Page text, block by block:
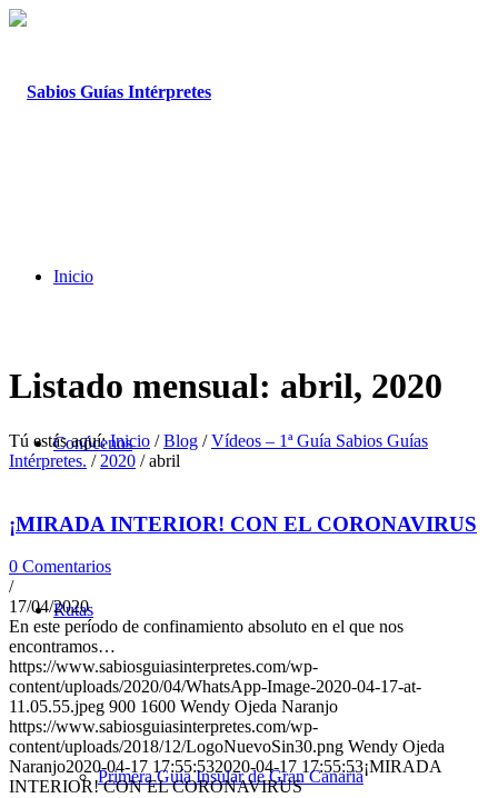
Inicio
Conócenos
Rutas
Primera Guía Insular de Gran Canaria
Listado mensual: abril, 2020
Tú estás aquí: Inicio / Blog / Vídeos – 1ª Guía Sabios Guías
Intérpretes. / 2020 / abril
¡MIRADA INTERIOR! CON EL CORONAVIRUS
0 Comentarios
/
17/04/2020
En este período de confinamiento absoluto en el que nos
encontramos…
https://www.sabiosguiasinterpretes.com/wp-
content/uploads/2020/04/WhatsApp-Image-2020-04-17-at-
11.05.55.jpeg 900 1600 Wendy Ojeda Naranjo
https://www.sabiosguiasinterpretes.com/wp-
content/uploads/2018/12/LogoNuevoSin30.png Wendy Ojeda
Naranjo2020-04-17 17:55:532020-04-17 17:55:53¡MIRADA
INTERIOR! CON EL CORONAVIRUS